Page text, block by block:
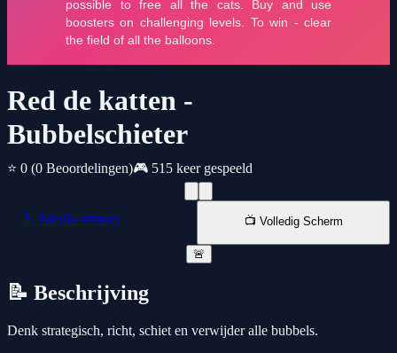
Red de katten -
Bubbelschieter
⭐ 0 (0 Beoordelingen)🎮 515 keer gespeeld
📱 Nieuw venster 📺 Volledig Scherm
🚨
📝 Beschrijving
Denk strategisch, richt, schiet en verwijder alle bubbels.